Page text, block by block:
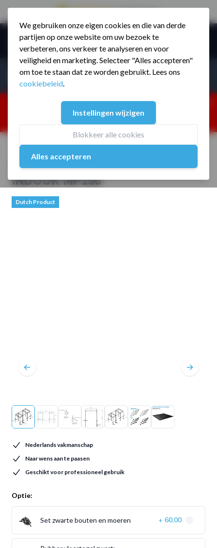
We gebruiken onze eigen cookies en die van derde
partijen op onze website om uw bezoek te
verbeteren, ons verkeer te analyseren en voor
veiligheid en marketing. Selecteer "Alles accepteren"
om toe te staan dat ze worden gebruikt. Lees ons
cookiebeleid.
Instellingen wijzigen
Blokkeer alle cookies
Alles accepteren
Ga naar de inhoud
Menu
Producten zoeken...
25% korting ivm vakantiesluiting. Gebruik code:
ZOMERMP. muv vloeren, fitnesstoestellen, boksartikelen,
zakelijk en dealer inlog. Verzending vanaf 19 aug.
Home / Crossfit Station Losstaand INDOOR MP150
Crossfit Station Losstaand
INDOOR MP150
Dutch Product
Nederlands vakmanschap
Naar wens aan te paasen
Geschikt voor professioneel gebruik
Optie:
Set zwarte bouten en moeren + 60,00